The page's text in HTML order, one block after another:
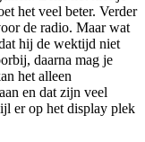
het veel beter. Verder
de radio. Maar wat
hij de wektijd niet
daarna mag je
het alleen
en dat zijn veel
er op het display plek